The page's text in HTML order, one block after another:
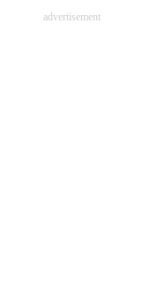
advertisement